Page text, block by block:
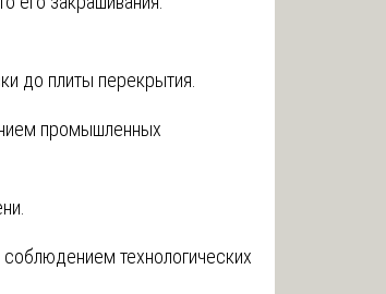
до плиты перекрытия.
промышленных
технологических